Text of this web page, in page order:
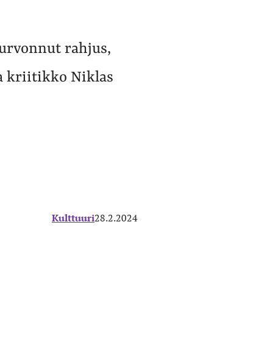
rahjus,
kriitikko Niklas
Kulttuuri28.2.2024